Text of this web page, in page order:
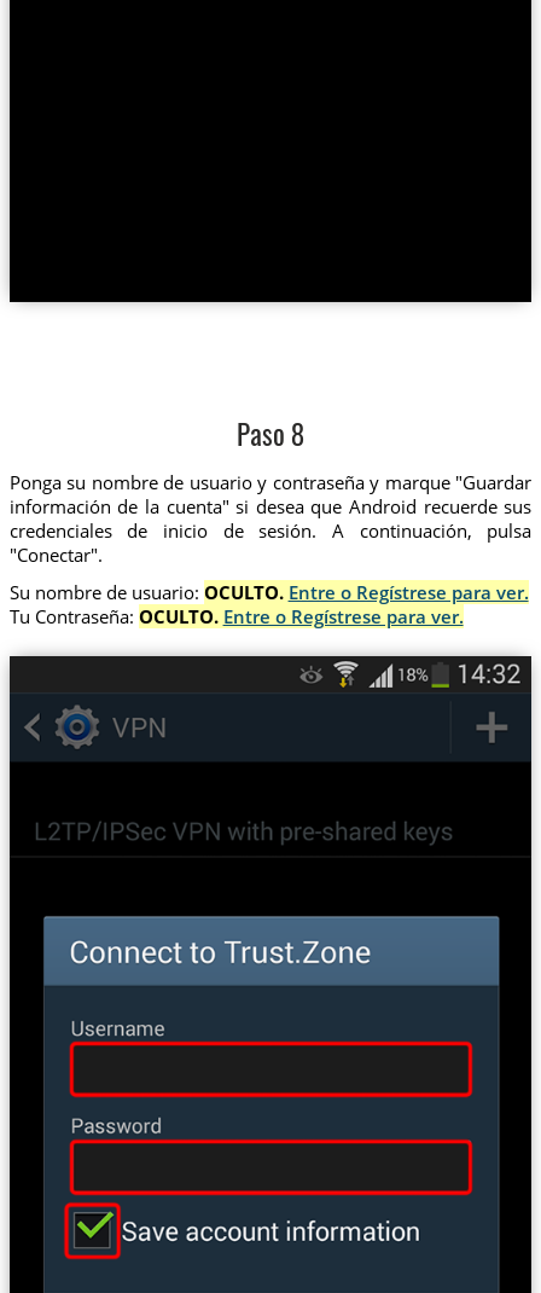
Paso 8
Ponga su nombre de usuario y contraseña y marque "Guardar
información de la cuenta" si desea que Android recuerde sus
credenciales de inicio de sesión. A continuación, pulsa
"Conectar".
Su nombre de usuario: OCULTO. Entre o Regístrese para ver.
Tu Contraseña: OCULTO. Entre o Regístrese para ver.